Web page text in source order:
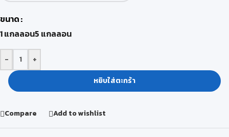
ขนาด
1 แกลลอน5 แกลลอน
-
+
หยิบใส่ตะกร้า
Compare Add to wishlist